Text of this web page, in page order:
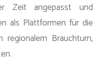
Zeit angepasst und
als Plattformen für die
Brauchtum,